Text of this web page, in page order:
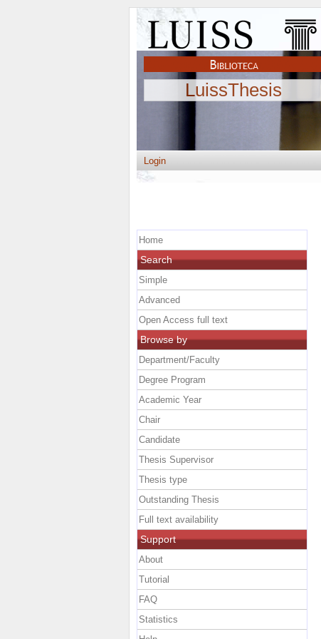
LuissThesis
Login
Home
Search
Simple
Advanced
Open Access full text
Browse by
Department/Faculty
Degree Program
Academic Year
Chair
Candidate
Thesis Supervisor
Thesis type
Outstanding Thesis
Full text availability
Support
About
Tutorial
FAQ
Statistics